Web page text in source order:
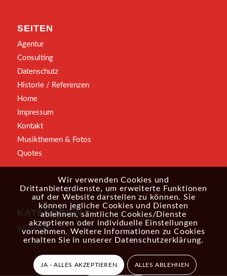
SEITEN
Agentur
Consulting
Datenschutz
Historie / Referenzen
Home
Impressum
Kontakt
Musikthemen & Fotos
Quotes
KATEGORIEN
Allgemein
Wir verwenden Cookies und
Drittanbieterdienste, um erweiterte Funktionen
auf der Website darstellen zu können. Sie
können jegliche Cookies und Diensten
ablehnen, sämtliche Cookies/Dienste
akzeptieren oder individuelle Einstellungen
vornehmen. Weitere Informationen zu Cookies
erhalten Sie in unserer Datenschutzerklärung.
JA - ALLES AKZEPTIEREN ALLES ABLEHNEN